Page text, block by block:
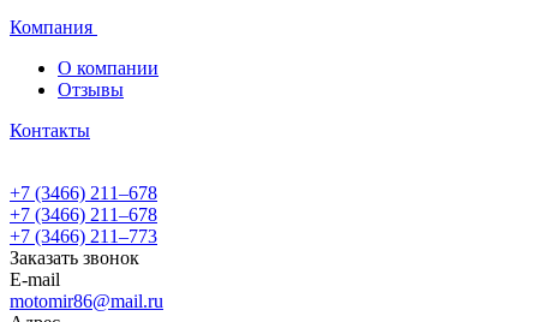
Компания
О компании
Отзывы
Контакты
+7 (3466) 211‒678
+7 (3466) 211‒678
+7 (3466) 211‒773
Заказать звонок
E-mail
motomir86@mail.ru